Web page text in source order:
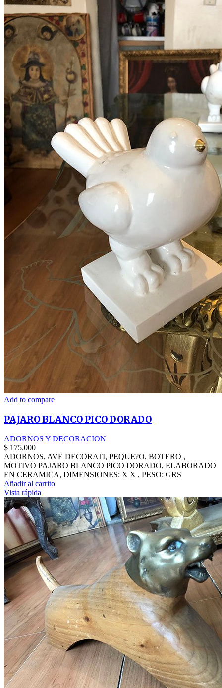
Add to compare
PAJARO BLANCO PICO DORADO
ADORNOS Y DECORACION
$ 175.000
ADORNOS, AVE DECORATI, PEQUE?O, BOTERO ,
MOTIVO PAJARO BLANCO PICO DORADO, ELABORADO
EN CERAMICA, DIMENSIONES: X X , PESO: GRS
Añadir al carrito
Vista rápida